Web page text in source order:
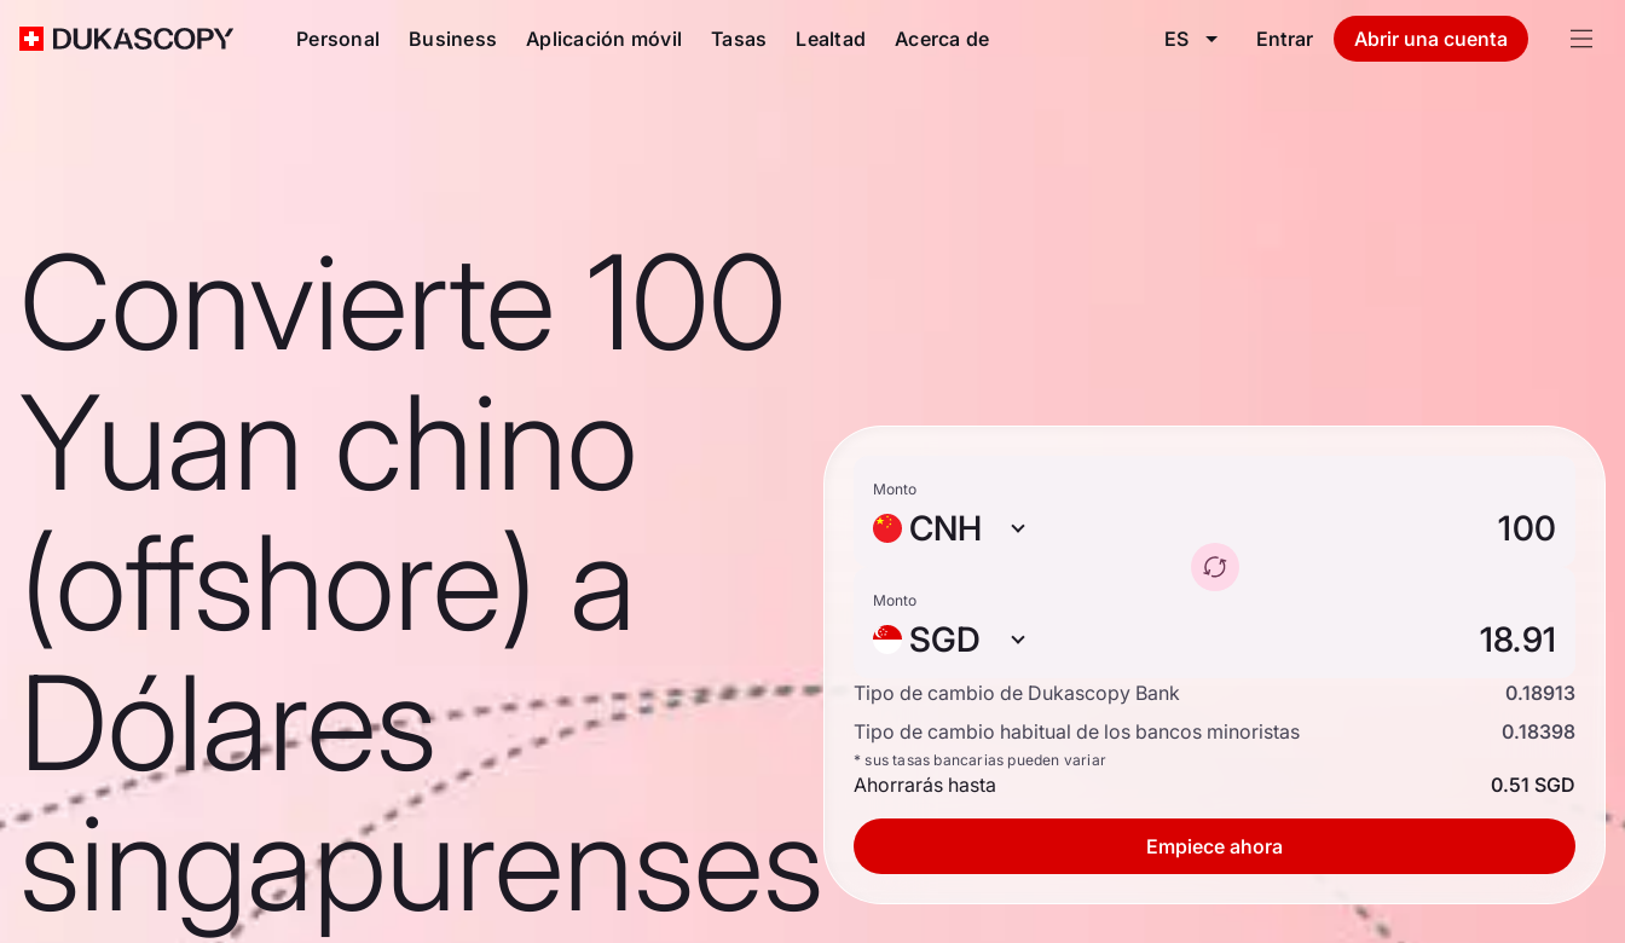
Personal Business Aplicación móvil Tasas Lealtad Acerca de ES Entrar Abrir una cuenta
Convierte 100
Yuan chino
(offshore) a
Dólares
singapurenses
Monto
CNH
Monto
SGD
Tipo de cambio de Dukascopy Bank
0.18913
Tipo de cambio habitual de los bancos minoristas
0.18398
* sus tasas bancarias pueden variar
Ahorrarás hasta 0.51 SGD
Empiece ahora